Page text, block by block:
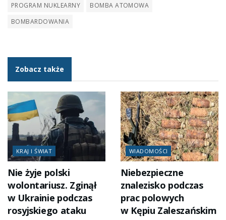
PROGRAM NUKLEARNY
BOMBA ATOMOWA
BOMBARDOWANIA
Zobacz także
KRAJ I ŚWIAT
Nie żyje polski
wolontariusz. Zginął
w Ukrainie podczas
rosyjskiego ataku
WIADOMOŚCI
Niebezpieczne
znalezisko podczas
prac polowych
w Kępiu Zaleszańskim